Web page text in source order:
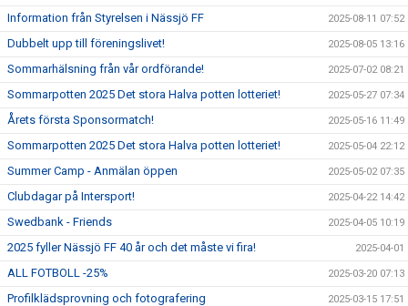
Information från Styrelsen i Nässjö FF 2025-08-11 07:52
Dubbelt upp till föreningslivet! 2025-08-05 13:16
Sommarhälsning från vår ordförande! 2025-07-02 08:21
Sommarpotten 2025 Det stora Halva potten lotteriet! 2025-05-27 07:34
Årets första Sponsormatch! 2025-05-16 11:49
Sommarpotten 2025 Det stora Halva potten lotteriet! 2025-05-04 22:12
Summer Camp - Anmälan öppen 2025-05-02 07:35
Clubdagar på Intersport! 2025-04-22 14:42
Swedbank - Friends 2025-04-05 10:19
2025 fyller Nässjö FF 40 år och det måste vi fira! 2025-04-01
ALL FOTBOLL -25% 2025-03-20 07:13
Profilklädsprovning och fotografering 2025-03-15 17:51